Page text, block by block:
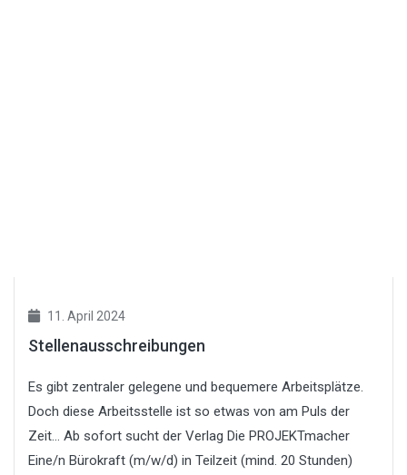
11. April 2024
Stellenausschreibungen
Es gibt zentraler gelegene und bequemere Arbeitsplätze.
Doch diese Arbeitsstelle ist so etwas von am Puls der
Zeit… Ab sofort sucht der Verlag Die PROJEKTmacher
Eine/n Bürokraft (m/w/d) in Teilzeit (mind. 20 Stunden)